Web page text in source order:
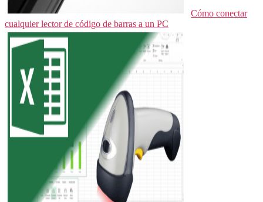
Cómo conectar
cualquier lector de código de barras a un PC